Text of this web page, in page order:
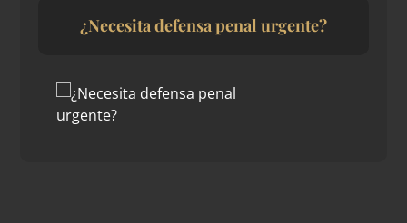
¿Necesita defensa penal urgente?